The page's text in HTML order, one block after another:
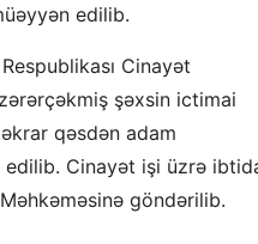
edilib.
Cinayət
şəxsin ictimai
qəsdən adam
Cinayət işi üzrə
göndərilib.